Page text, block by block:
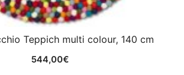
Teppich multi colour, 140 cm
544,00€